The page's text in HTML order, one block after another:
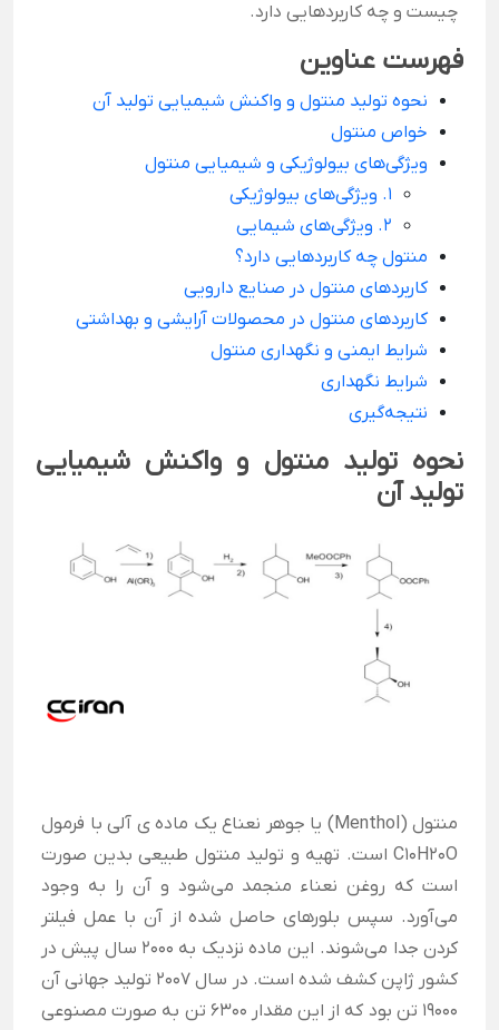
چیست و چه کاربردهایی دارد.
فهرست عناوین
نحوه تولید منتول و واکنش شیمیایی تولید آن
خواص منتول
ویژگی‌های بیولوژیکی و شیمیایی منتول
1. ویژگی‌های بیولوژیکی
2. ویژگی‌های شیمایی
منتول چه کاربردهایی دارد؟
کاربردهای منتول در صنایع دارویی
کاربردهای منتول در محصولات آرایشی و بهداشتی
شرایط ایمنی و نگهداری منتول
شرایط نگهداری
نتیجه‌گیری
نحوه تولید منتول و واکنش شیمیایی
تولید آن
منتول (Menthol) یا جوهر نعناع یک ماده ی آلی با فرمول
C10H20O است. تهیه و تولید منتول طبیعی بدین صورت
است که روغن نعناء منجمد می‌شود و آن‌ را به وجود
می‌آورد. سپس بلورهای حاصل شده از آن با عمل فیلتر
کردن جدا می‌شوند. این ماده نزدیک به 2000 سال پیش در
کشور ژاپن کشف شده است. در سال 2007 تولید جهانی آن
19000 تن بود که از این مقدار 6300 تن به صورت مصنوعی